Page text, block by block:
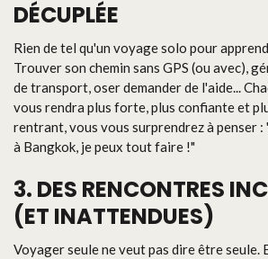
DÉCUPLÉE
Rien de tel qu'un voyage solo pour
Trouver son chemin sans GPS (ou avec),
de transport, oser demander de l'aide...
vous rendra plus forte, plus confiante et
rentrant, vous vous surprendrez à penser :
à Bangkok, je peux tout faire !"
3. DES RENCONTRES
(ET INATTENDUES)
Voyager seule ne veut pas dire être seule.